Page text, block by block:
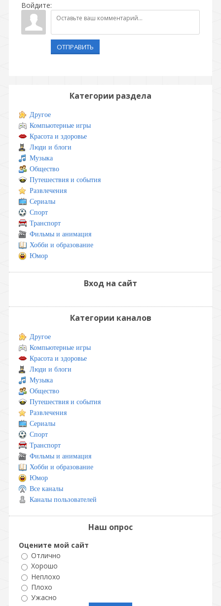
Войдите:
ОТПРАВИТЬ
Категории раздела
Другое
Компьютерные игры
Красота и здоровье
Люди и блоги
Музыка
Общество
Путешествия и события
Развлечения
Сериалы
Спорт
Транспорт
Фильмы и анимация
Хобби и образование
Юмор
Вход на сайт
Категории каналов
Другое
Компьютерные игры
Красота и здоровье
Люди и блоги
Музыка
Общество
Путешествия и события
Развлечения
Сериалы
Спорт
Транспорт
Фильмы и анимация
Хобби и образование
Юмор
Все каналы
Каналы пользователей
Наш опрос
Оцените мой сайт
Отлично
Хорошо
Неплохо
Плохо
Ужасно